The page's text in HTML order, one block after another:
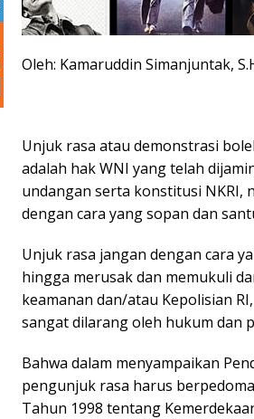
Oleh: Kamaruddin Simanjuntak,
Unjuk rasa atau demonstrasi
adalah hak WNI yang telah
undangan serta konstitusi NKRI,
dengan cara yang sopan dan
Unjuk rasa jangan dengan cara
hingga merusak dan memukuli
keamanan dan/atau Kepolisian
sangat dilarang oleh hukum dan
Bahwa dalam menyampaikan
pengunjuk rasa harus
Tahun 1998 tentang